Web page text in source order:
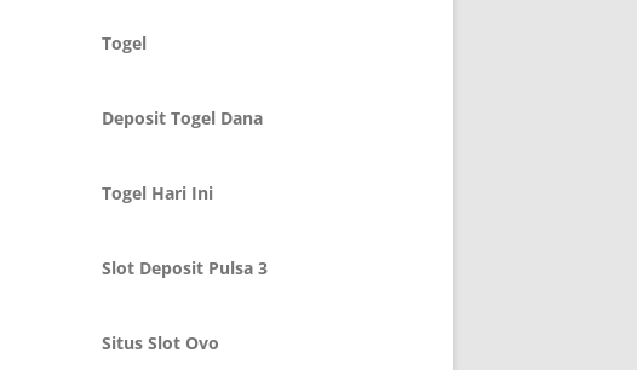
Togel
Deposit Togel Dana
Togel Hari Ini
Slot Deposit Pulsa 3
Situs Slot Ovo